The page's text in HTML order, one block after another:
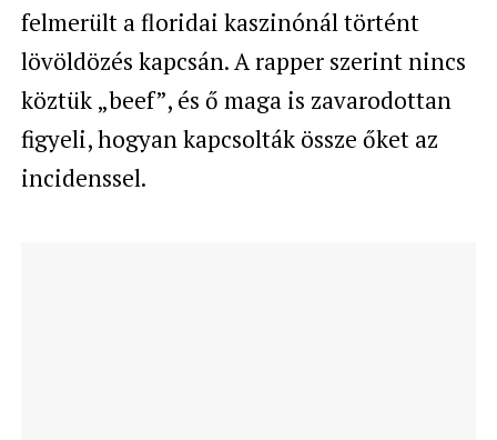
felmerült a floridai kaszinónál történt
lövöldözés kapcsán. A rapper szerint nincs
köztük „beef”, és ő maga is zavarodottan
figyeli, hogyan kapcsolták össze őket az
incidenssel.